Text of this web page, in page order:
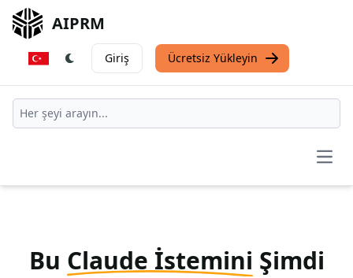
AIPRM
Giriş Ücretsiz Yükleyin
Bu Claude İstemini Şimdi